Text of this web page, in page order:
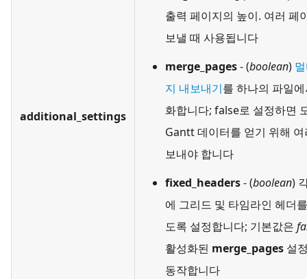
additional_settings
출력 페이지의 높이. 여러 페
보낼 때 사용됩니다
merge_pages- (boolean)
지 내보내기를 하나의 파일
화합니다; false로 설정하면
Gantt 데이터를 얻기 위해 여
보내야 합니다
fixed_headers- (boolean)
에 그리드 및 타임라인 헤더
도록 설정합니다; 기본값은
활성화된 merge_pages 설
동작합니다